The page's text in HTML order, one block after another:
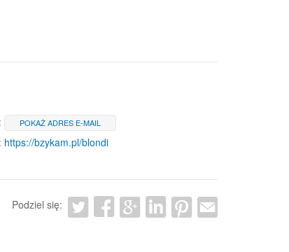
POKAŻ ADRES E-MAIL
https://bzykam.pl/blondi
Podziel się: